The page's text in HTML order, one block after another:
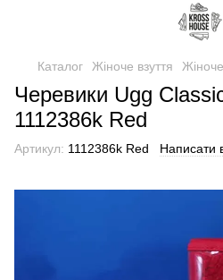
Каталог Жіноче взуття
Черевики Ugg
1112386k Red
Артикул: 1112386k Red Написати